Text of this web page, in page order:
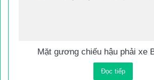
Mặt gương chiếu hậu phải xe
Đọc tiếp